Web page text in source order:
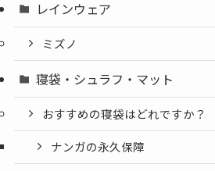
レインウェア
ミズノ
寝袋・シュラフ・マット
おすすめの寝袋はどれですか？
ナンガの永久保障